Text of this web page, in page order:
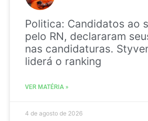
Politica: Candidatos ao
pelo RN, declararam
nas candidaturas.
liderá o ranking
VER MATÉRIA »
4 de agosto de 2026